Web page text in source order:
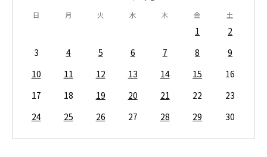
日 月 火 水 木 金 土
1
2
3
4 5 6 7 8
9
10
11 12 13 14 15
16
17
18 19 20 21 22
23
24
25 26 27 28 29 30